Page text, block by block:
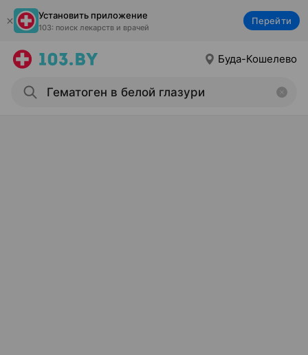
Установить приложение
103: поиск лекарств и врачей
Перейти
Буда-Кошелево